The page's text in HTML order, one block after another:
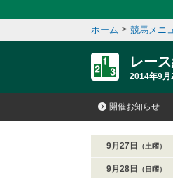
ホーム > 競馬メニ
レー
2014年9月
開催お知らせ
9月27日 （土曜）
9月28日 （日曜）